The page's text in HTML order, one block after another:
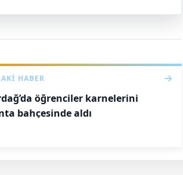
HABER
öğrenciler karnelerini
bahçesinde aldı